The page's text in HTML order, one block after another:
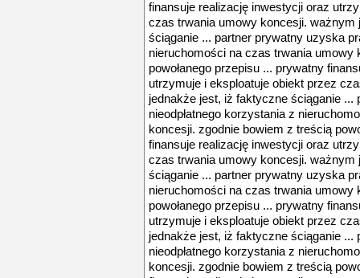
finansuje realizację inwestycji oraz
czas trwania umowy koncesji. ważnym
ściąganie ... partner prywatny uzyska
nieruchomości na czas trwania umowy
powołanego przepisu ... prywatny
utrzymuje i eksploatuje obiekt przez
jednakże jest, iż faktyczne ściąganie
nieodpłatnego korzystania z
koncesji. zgodnie bowiem z treścią
finansuje realizację inwestycji oraz
czas trwania umowy koncesji. ważnym
ściąganie ... partner prywatny uzyska
nieruchomości na czas trwania umowy
powołanego przepisu ... prywatny
utrzymuje i eksploatuje obiekt przez
jednakże jest, iż faktyczne ściąganie
nieodpłatnego korzystania z
koncesji. zgodnie bowiem z treścią